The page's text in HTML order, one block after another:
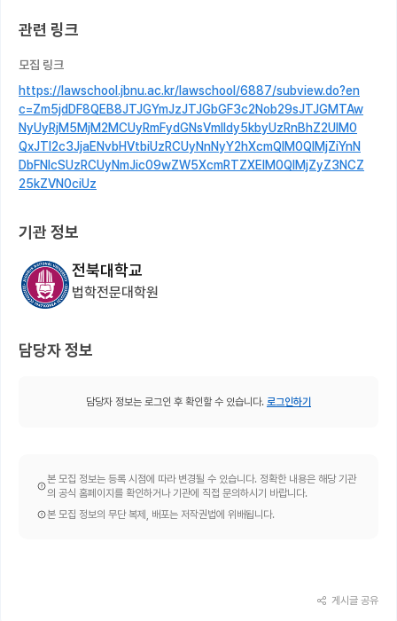
관련 링크
모집 링크
https://lawschool.jbnu.ac.kr/lawschool/6887/subview.do?en
c=Zm5jdDF8QEB8JTJGYmJzJTJGbGF3c2Nob29sJTJGMTAw
NyUyRjM5MjM2MCUyRmFydGNsVmlldy5kbyUzRnBhZ2UlM0
QxJTI2c3JjaENvbHVtbiUzRCUyNnNyY2hXcmQlM0QlMjZiYnN
DbFNlcSUzRCUyNmJic09wZW5XcmRTZXElM0QlMjZyZ3NCZ
25kZVN0ciUz
기관 정보
전북대학교
법학전문대학원
담당자 정보
담당자 정보는 로그인 후 확인할 수 있습니다. 로그인하기
본 모집 정보는 등록 시점에 따라 변경될 수 있습니다. 정확한 내용은 해당 기관
의 공식 홈페이지를 확인하거나 기관에 직접 문의하시기 바랍니다.
본 모집 정보의 무단 복제, 배포는 저작권법에 위배됩니다.
게시글 공유